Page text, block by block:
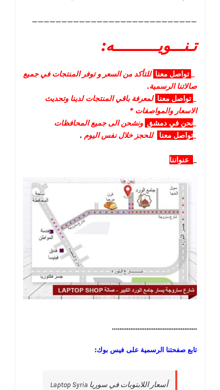
____________________________
تـنـــويــــــــــه:
تواصل معنا للتأكد من السعر و توفر المنتجات في جميع
صالاتنا الرسمية.
تواصل معنا لمعرفة باقي المنتجات لدينا وتحديث
الاسعار والمواصفات *
نحن في دمشق ونشحن الى جميع المحافظات
تواصل معنا للحجز خلال نفس اليوم .
عنواننا
………………………………………..
تابع صفحتنا الرسمية على فيس بوك:
‎أسعار اللابتوبات في سوريا Laptop Syria